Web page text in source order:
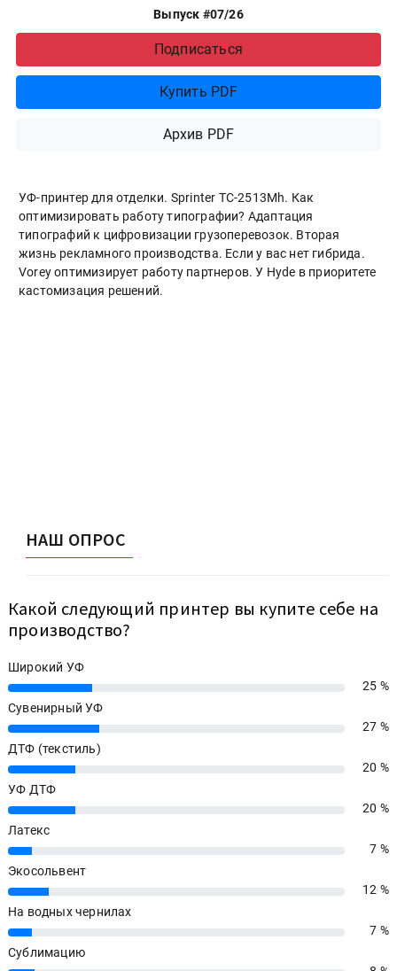
Выпуск #07/26
Подписаться
Купить PDF
Архив PDF
УФ-принтер для отделки. Sprinter ТС-2513Mh. Как
оптимизировать работу типографии? Адаптация
типографий к цифровизации грузоперевозок. Вторая
жизнь рекламного производства. Если у вас нет гибрида.
Vorey оптимизирует работу партнеров. У Hyde в приоритете
кастомизация решений.
НАШ ОПРОС
Какой следующий принтер вы купите себе на
производство?
Широкий УФ
25%
25 %
Сувенирный УФ
27%
27 %
ДТФ (текстиль)
20%
20 %
УФ ДТФ
20%
20 %
Латекс
7%
7 %
Экосольвент
12%
12 %
На водных чернилах
7%
7 %
Сублимацию